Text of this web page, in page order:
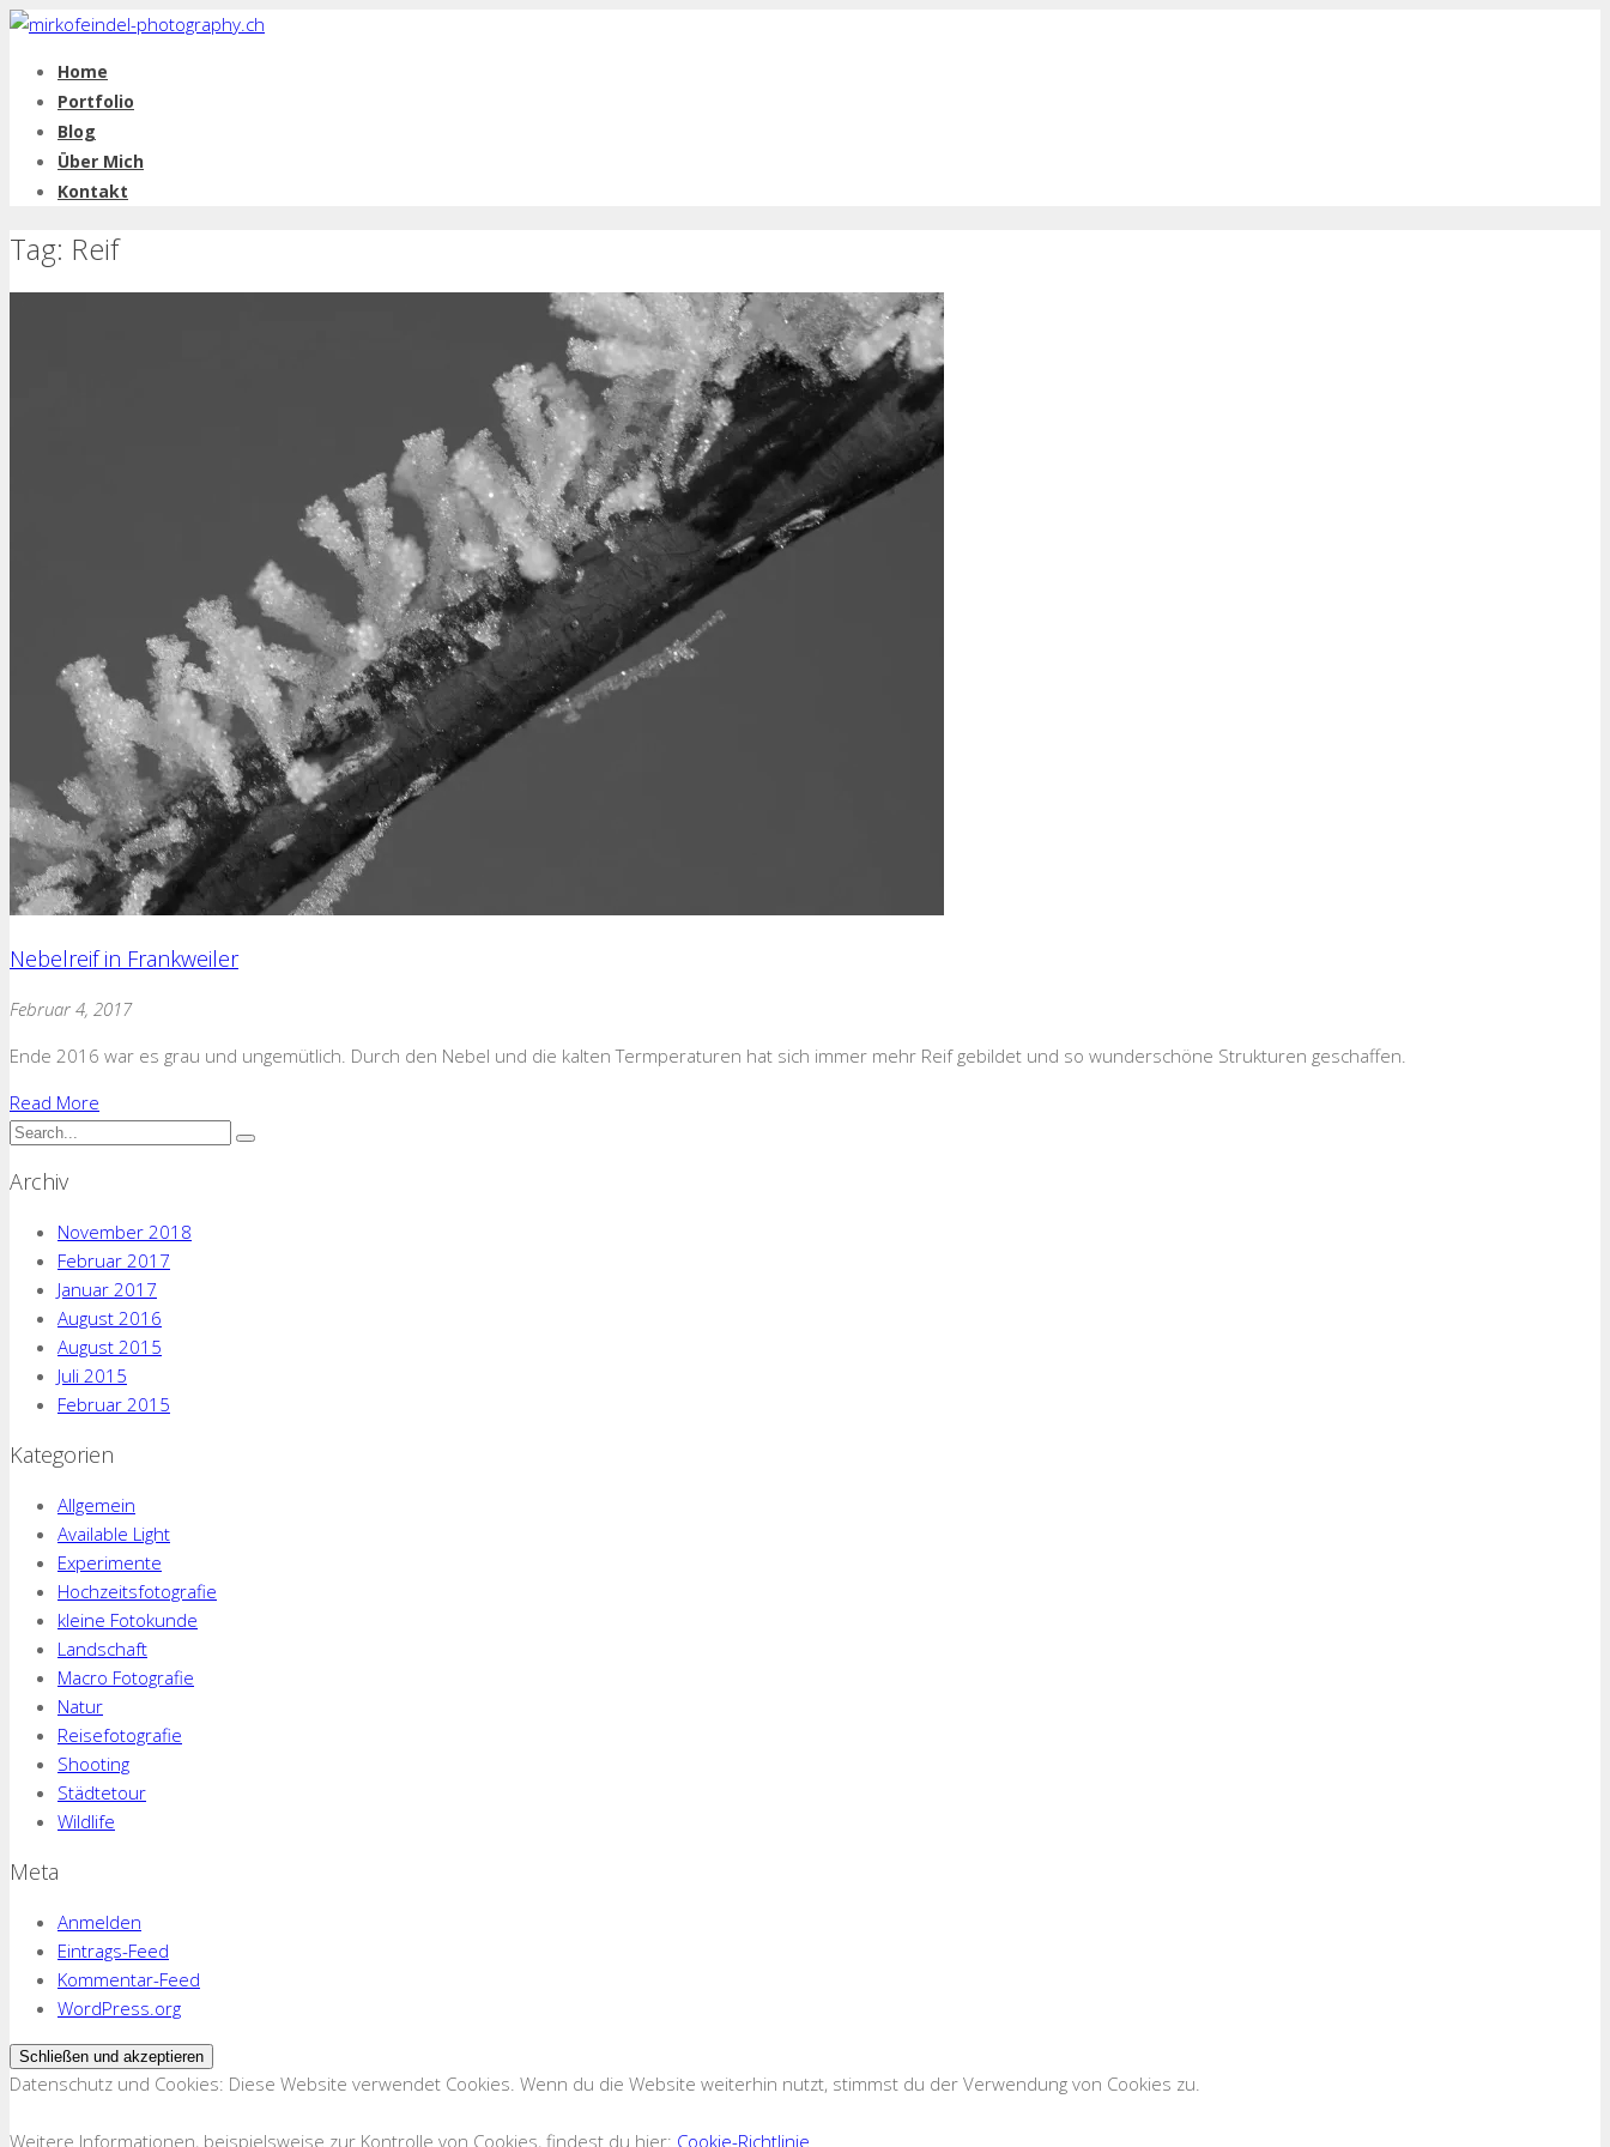
Home
Portfolio
Blog
Über Mich
Kontakt
Tag: Reif
Nebelreif in Frankweiler
Februar 4, 2017
Ende 2016 war es grau und ungemütlich. Durch den Nebel und die kalten Termperaturen hat sich immer mehr Reif gebildet und so wunderschöne Strukturen geschaffen.
Read More
Archiv
November 2018
Februar 2017
Januar 2017
August 2016
August 2015
Juli 2015
Februar 2015
Kategorien
Allgemein
Available Light
Experimente
Hochzeitsfotografie
kleine Fotokunde
Landschaft
Macro Fotografie
Natur
Reisefotografie
Shooting
Städtetour
Wildlife
Meta
Anmelden
Eintrags-Feed
Kommentar-Feed
WordPress.org
Datenschutz und Cookies: Diese Website verwendet Cookies. Wenn du die Website weiterhin nutzt, stimmst du der Verwendung von Cookies zu.
Weitere Informationen, beispielsweise zur Kontrolle von Cookies, findest du hier: Cookie-Richtlinie